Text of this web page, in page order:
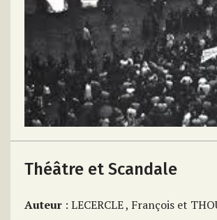
Théâtre et Scandale
Auteur : LECERCLE , François et